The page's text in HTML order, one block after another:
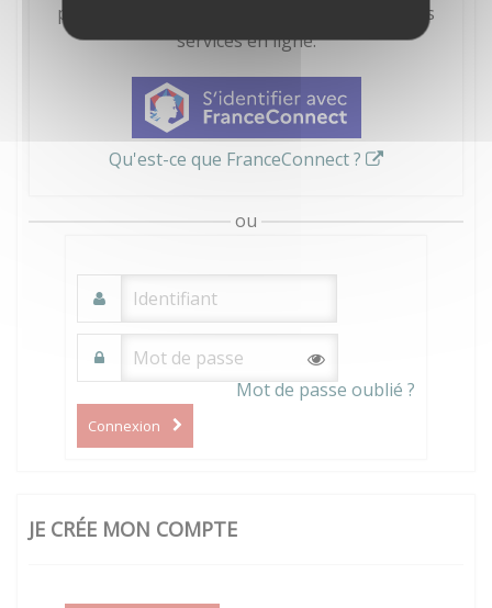
pour sécuriser et simplifier la connexion à vos
services en ligne.
Qu'est-ce que FranceConnect ?
ou
Mot de passe oublié ?
Connexion
JE CRÉE MON COMPTE